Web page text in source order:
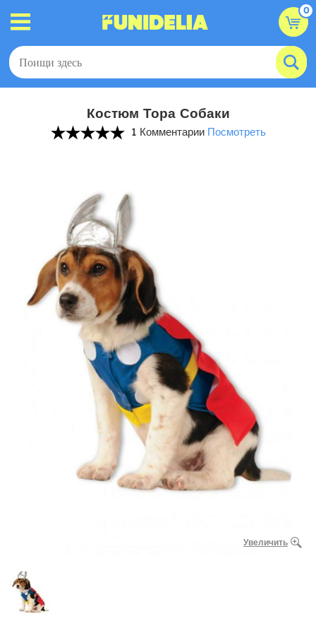
0
Костюм Тора Собаки
1 Комментарии Посмотреть
Увеличить